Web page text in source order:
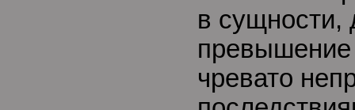
в сущности,
превышение
чревато